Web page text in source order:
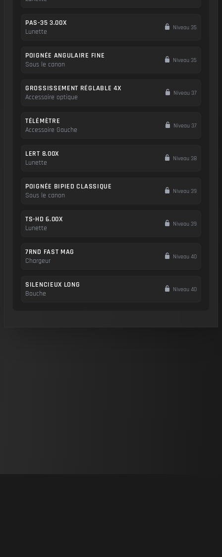
PAS-35 3.00X
Lunette
Niveau 35
POIGNÉE ANGULAIRE FINE
Sous le canon
Niveau 35
GROSSISSEMENT RÉGLABLE 4X
Accessoire optique
Niveau 37
TÉLÉMÈTRE
Accessoire Gauche
Niveau 37
LERT 8.00X
Lunette
Niveau 38
POIGNÉE BIPIED CLASSIQUE
Sous le canon
Niveau 39
TS-HD 6.00X
Lunette
Niveau 39
7RND FAST MAG
Chargeur
Niveau 40
SILENCIEUX LONG
Bouche
Niveau 40